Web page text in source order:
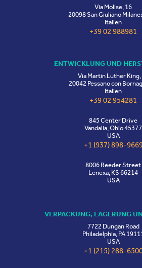
Via Molise, 16
20098 San Giuliano
Italien
+39 02 988981
ENTWICKLUNG UND
Via Martin Luther King,
20042 Pessano con
Italien
+39 02 954281
845 Center Drive
Vandalia, Ohio 45377
USA
+1 (937) 898-
8006 Reeder Street
Lenexa, KS 66214
USA
VERPACKUNG, LAGERUNG
7722 Dungan Road
Philadelphia, PA
USA
+1 (215) 288-